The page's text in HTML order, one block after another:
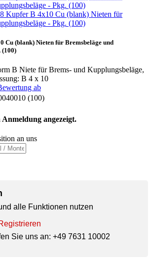
Cu (blank) Nieten für Bremsbeläge und
(100)
B Niete für Brems- und Kupplungsbeläge,
B 4 x 10
ab
(100)
angezeigt.
an uns
alle Funktionen nutzen
Sie uns an: +49 7631 10002